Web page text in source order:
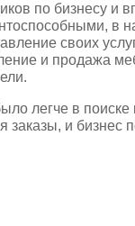
по бизнесу и
в
своих
и продажа
легче в
заказы, и бизнес